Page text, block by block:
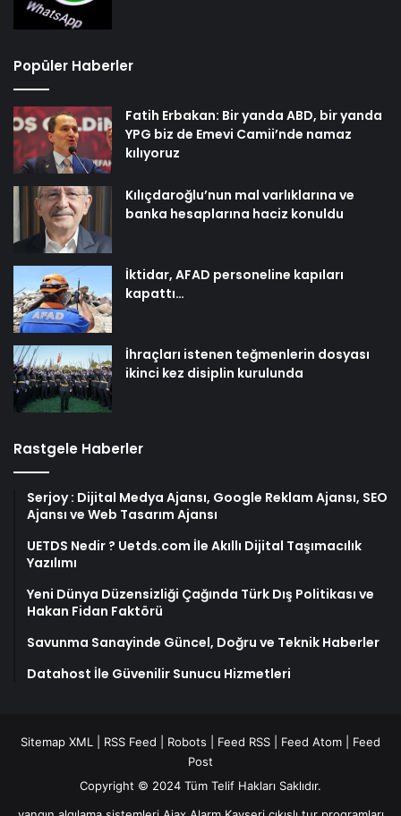
Popüler Haberler
Fatih Erbakan: Bir yanda ABD, bir yanda
YPG biz de Emevi Camii’nde namaz
kılıyoruz
Kılıçdaroğlu’nun mal varlıklarına ve
banka hesaplarına haciz konuldu
İktidar, AFAD personeline kapıları
kapattı…
İhraçları istenen teğmenlerin dosyası
ikinci kez disiplin kurulunda
Rastgele Haberler
Serjoy : Dijital Medya Ajansı, Google Reklam Ajansı, SEO
Ajansı ve Web Tasarım Ajansı
UETDS Nedir ? Uetds.com İle Akıllı Dijital Taşımacılık
Yazılımı
Yeni Dünya Düzensizliği Çağında Türk Dış Politikası ve
Hakan Fidan Faktörü
Savunma Sanayinde Güncel, Doğru ve Teknik Haberler
Datahost İle Güvenilir Sunucu Hizmetleri
Sitemap XML RSS Feed Robots Feed RSS Feed Atom
Feed
Post
Copyright © 2024 Tüm Telif Hakları Saklıdır.